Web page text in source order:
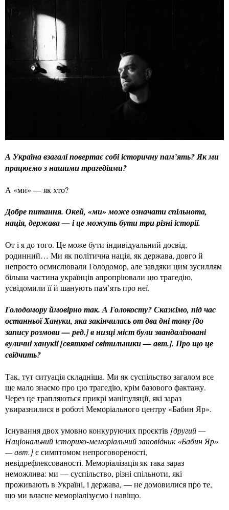
А Україна взагалі повертає собі історичну пам’ять? Як ми
працюємо з нашими трагедіями?
А «ми» — як хто?
Добре питання. Окей, «ми» може означати спільнота,
нація, держава — і це можуть бути три різні історії.
От і я до того. Це може бути індивідуальний досвід,
родинний… Ми як політична нація, як держава, довго й
непросто осмислювали Голодомор, але завдяки цим зусиллям
більша частина українців апропріювали цю трагедію,
усвідомили її й шанують пам’ять про неї.
Голодомору ймовірно так. А Голокосту? Скажімо, під час
останньої Хануки, яка закінчилась от два дні тому [до
запису розмови — ред.] в низці міст були звандалізовані
вуличні ханукії [святкові світильники — авт.]. Про що це
свідчить?
Так, тут ситуація складніша. Ми як суспільство загалом все
ще мало знаємо про цю трагедію, крім базового фактажу.
Через це трапляються прикрі маніпуляції, які зараз
увиразнилися в роботі Меморіального центру «Бабин Яр».
Існування двох умовно конкуруючих проєктів [другий —
Національний історико-меморіальний заповідник «Бабин Яр»
— авт.]є симптомом непроговореності,
невідрефлексованості. Меморіалізація як така зараз
неможлива: ми — суспільство, різні спільноти, які
проживають в Україні, і держава, — не домовилися про те,
що ми власне меморіалізуємо і навіщо.